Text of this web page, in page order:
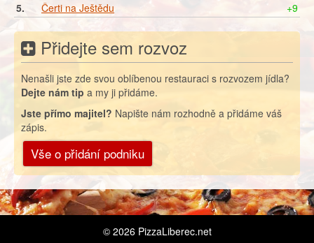
5.
Čerti na Ještědu +9
Přidejte sem rozvoz
Nenašli jste zde svou oblíbenou restauraci s rozvozem jídla?
Dejte nám tip a my ji přidáme.
Jste přímo majitel? Napište nám rozhodně a přidáme váš
zápis.
Vše o přidání podniku
© 2026 PizzaLiberec.net